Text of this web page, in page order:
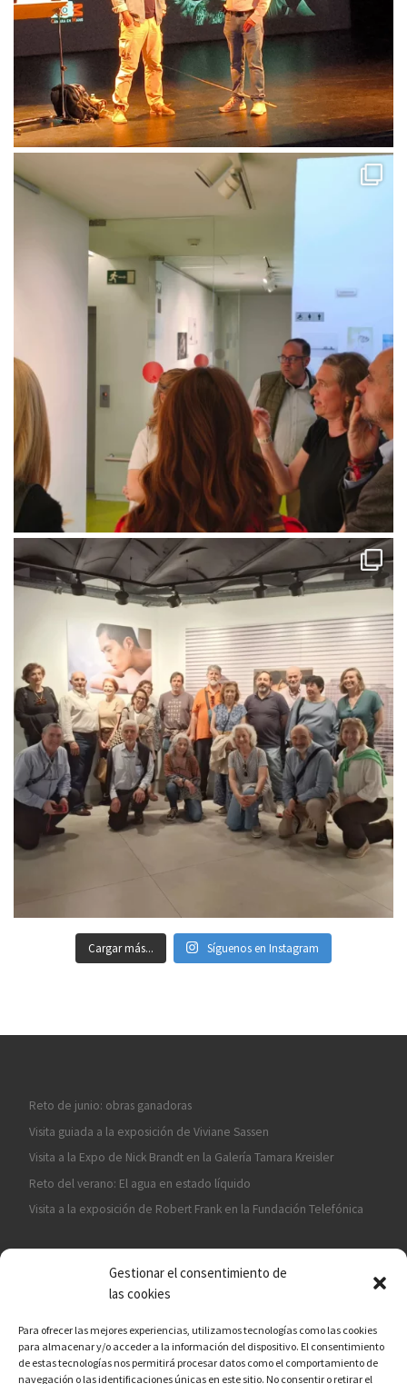
Gestionar el consentimiento de
las cookies
Para ofrecer las mejores experiencias, utilizamos tecnologías como las cookies
para almacenar y/o acceder a la información del dispositivo. El consentimiento
de estas tecnologías nos permitirá procesar datos como el comportamiento de
navegación o las identificaciones únicas en este sitio. No consentir o retirar el
Cargar más... Síguenos en Instagram
Reto de junio: obras ganadoras
Visita guiada a la exposición de Viviane Sassen
Visita a la Expo de Nick Brandt en la Galería Tamara Kreisler
Reto del verano: El agua en estado líquido
Visita a la exposición de Robert Frank en la Fundación Telefónica
¡ASÓCIATE A CÁMARA EN MANO!